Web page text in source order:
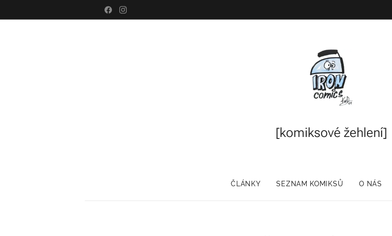
[komiksové žehlení]
ČLÁNKY SEZNAM KOMIKSŮ O NÁS